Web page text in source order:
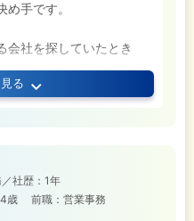
手です。
会社を探していたとき
地であることに加え、
っている点に魅力を
ことを覚えていま
先、仕事面以外でどう
る
社歴：1年
歳
前職：営業事務